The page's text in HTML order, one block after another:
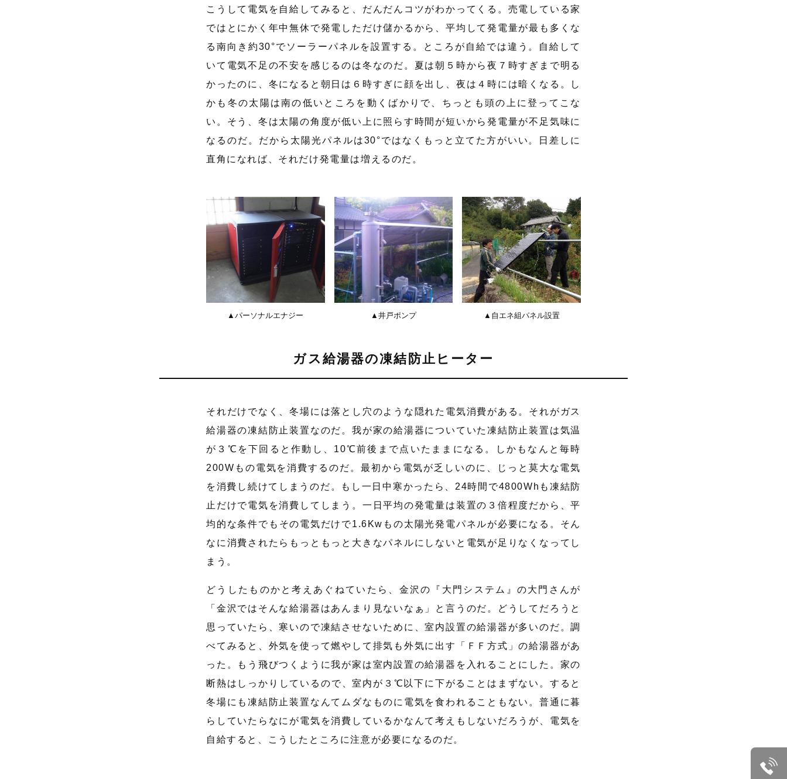
こうして電気を自給してみると、だんだんコツがわかってくる。売電している家
ではとにかく年中無休で発電しただけ儲かるから、平均して発電量が最も多くな
る南向き約30°でソーラーパネルを設置する。ところが自給では違う。自給して
いて電気不足の不安を感じるのは冬なのだ。夏は朝５時から夜７時すぎまで明る
かったのに、冬になると朝日は６時すぎに顔を出し、夜は４時には暗くなる。し
かも冬の太陽は南の低いところを動くばかりで、ちっとも頭の上に登ってこな
い。そう、冬は太陽の角度が低い上に照らす時間が短いから発電量が不足気味に
なるのだ。だから太陽光パネルは30°ではなくもっと立てた方がいい。日差しに
直角になれば、それだけ発電量は増えるのだ。
▲パーソナルエナジー ▲井戸ポンプ ▲自エネ組パネル設置
ガス給湯器の凍結防止ヒーター
それだけでなく、冬場には落とし穴のような隠れた電気消費がある。それがガス
給湯器の凍結防止装置なのだ。我が家の給湯器についていた凍結防止装置は気温
が３℃を下回ると作動し、10℃前後まで点いたままになる。しかもなんと毎時
200Wもの電気を消費するのだ。最初から電気が乏しいのに、じっと莫大な電気
を消費し続けてしまうのだ。もし一日中寒かったら、24時間で4800Whも凍結防
止だけで電気を消費してしまう。一日平均の発電量は装置の３倍程度だから、平
均的な条件でもその電気だけで1.6Kwもの太陽光発電パネルが必要になる。そん
なに消費されたらもっともっと大きなパネルにしないと電気が足りなくなってし
まう。
どうしたものかと考えあぐねていたら、金沢の『大門システム』の大門さんが
「金沢ではそんな給湯器はあんまり見ないなぁ」と言うのだ。どうしてだろうと
思っていたら、寒いので凍結させないために、室内設置の給湯器が多いのだ。調
べてみると、外気を使って燃やして排気も外気に出す「ＦＦ方式」の給湯器があ
った。もう飛びつくように我が家は室内設置の給湯器を入れることにした。家の
断熱はしっかりしているので、室内が３℃以下に下がることはまずない。すると
冬場にも凍結防止装置なんてムダなものに電気を食われることもない。普通に暮
らしていたらなにが電気を消費しているかなんて考えもしないだろうが、電気を
自給すると、こうしたところに注意が必要になるのだ。